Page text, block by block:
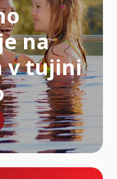
na
v tujini